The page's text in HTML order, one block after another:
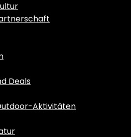
Deals
Aktivitäten